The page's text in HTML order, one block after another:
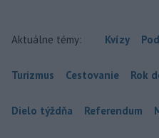
Aktuálne témy: Kvízy
Turizmus Cestovanie Rok
Dielo týždňa Referendum